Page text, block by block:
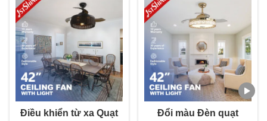
Điều khiển từ xa Quạt
Đổi màu Đèn quạt